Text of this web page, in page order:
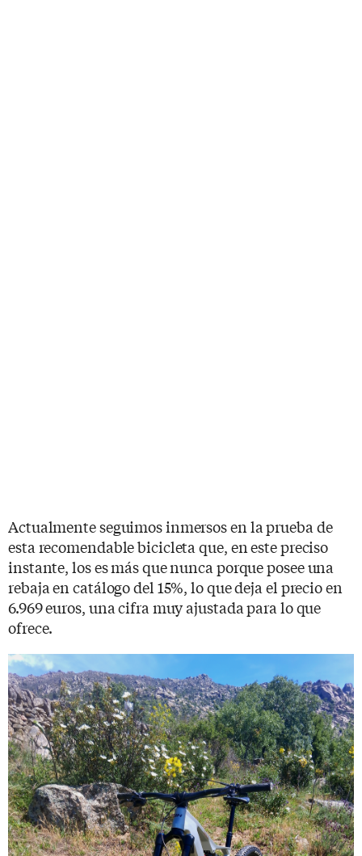
Actualmente seguimos inmersos en la prueba de
esta recomendable bicicleta que, en este preciso
instante, los es más que nunca porque posee una
rebaja en catálogo del 15%, lo que deja el precio en
6.969 euros, una cifra muy ajustada para lo que
ofrece.